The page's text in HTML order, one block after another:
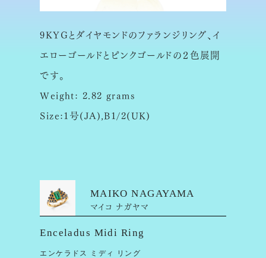
9KYGとダイヤモンドのファランジリング、イ
エローゴールドとピンクゴールドの２色展開
です。
Weight: 2.82 grams
Size:1号(JA),B1/2(UK)
MAIKO NAGAYAMA
マイコ ナガヤマ
Enceladus Midi Ring
エンケラドス ミディ リング